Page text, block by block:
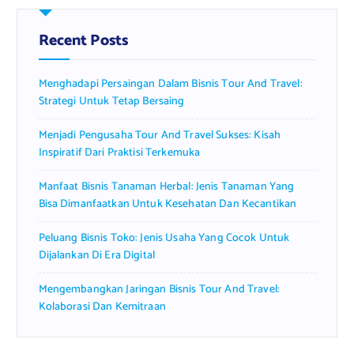
h
f
o
:
Recent Posts
Menghadapi Persaingan Dalam Bisnis Tour And Travel:
Strategi Untuk Tetap Bersaing
Menjadi Pengusaha Tour And Travel Sukses: Kisah
Inspiratif Dari Praktisi Terkemuka
Manfaat Bisnis Tanaman Herbal: Jenis Tanaman Yang
Bisa Dimanfaatkan Untuk Kesehatan Dan Kecantikan
Peluang Bisnis Toko: Jenis Usaha Yang Cocok Untuk
Dijalankan Di Era Digital
Mengembangkan Jaringan Bisnis Tour And Travel:
Kolaborasi Dan Kemitraan